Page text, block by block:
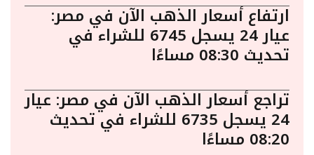
ارتفاع أسعار الذهب الآن في مصر:
عيار 24 يسجل 6745 للشراء في
تحديث 08:30 مساءًا
تراجع أسعار الذهب الآن في مصر: عيار
24 يسجل 6735 للشراء في تحديث
08:20 مساءًا